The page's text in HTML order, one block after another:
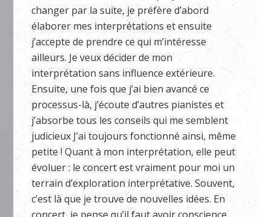
changer par la suite, je préfère d’abord
élaborer mes interprétations et ensuite
j’accepte de prendre ce qui m’intéresse
ailleurs. Je veux décider de mon
interprétation sans influence extérieure.
Ensuite, une fois que j’ai bien avancé ce
processus-là, j’écoute d’autres pianistes et
j’absorbe tous les conseils qui me semblent
judicieux J’ai toujours fonctionné ainsi, même
petite ! Quant à mon interprétation, elle peut
évoluer : le concert est vraiment pour moi un
terrain d’exploration interprétative. Souvent,
c’est là que je trouve de nouvelles idées. En